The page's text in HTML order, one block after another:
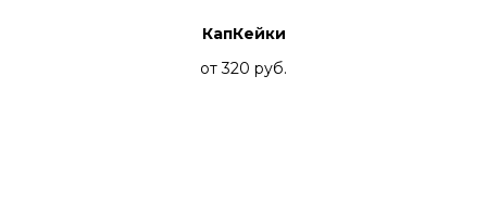
КапКейки
от 320 руб.